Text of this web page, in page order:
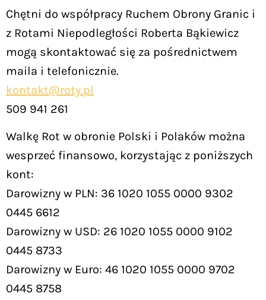
Chętni do współpracy Ruchem Obrony Granic i
z Rotami Niepodległości Roberta Bąkiewicz
mogą skontaktować się za pośrednictwem
maila i telefonicznie.
kontakt@roty.pl
509 941 261
Walkę Rot w obronie Polski i Polaków można
wesprzeć finansowo, korzystając z poniższych
kont:
Darowizny w PLN: 36 1020 1055 0000 9302
0445 6612
Darowizny w USD: 26 1020 1055 0000 9102
0445 8733
Darowizny w Euro: 46 1020 1055 0000 9702
0445 8758